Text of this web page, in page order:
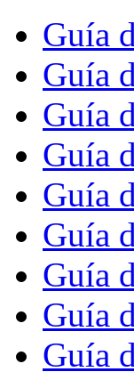
Guía
Guía
Guía
Guía
Guía
Guía
Guía
Guía
Guía